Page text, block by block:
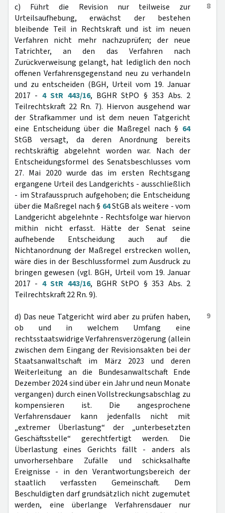
8
c) Führt die Revision nur teilweise zur
Urteilsaufhebung, erwächst der bestehen
bleibende Teil in Rechtskraft und ist im neuen
Verfahren nicht mehr nachzuprüfen; der neue
Tatrichter, an den das Verfahren nach
Zurückverweisung gelangt, hat lediglich den noch
offenen Verfahrensgegenstand neu zu verhandeln
und zu entscheiden (BGH, Urteil vom 19. Januar
2017 - 4 StR 443/16, BGHR StPO § 353 Abs. 2
Teilrechtskraft 22 Rn. 7). Hiervon ausgehend war
der Strafkammer und ist dem neuen Tatgericht
eine Entscheidung über die Maßregel nach § 64
StGB versagt, da deren Anordnung bereits
rechtskräftig abgelehnt worden war. Nach der
Entscheidungsformel des Senatsbeschlusses vom
27. Mai 2020 wurde das im ersten Rechtsgang
ergangene Urteil des Landgerichts - ausschließlich
- im Strafausspruch aufgehoben; die Entscheidung
über die Maßregel nach § 64StGB als weitere - vom
Landgericht abgelehnte - Rechtsfolge war hiervon
mithin nicht erfasst. Hätte der Senat seine
aufhebende Entscheidung auch auf die
Nichtanordnung der Maßregel erstrecken wollen,
wäre dies in der Beschlussformel zum Ausdruck zu
bringen gewesen (vgl. BGH, Urteil vom 19. Januar
2017 - 4 StR 443/16, BGHR StPO § 353 Abs. 2
Teilrechtskraft 22 Rn. 9).
9
d) Das neue Tatgericht wird aber zu prüfen haben,
ob und in welchem Umfang eine
rechtsstaatswidrige Verfahrensverzögerung (allein
zwischen dem Eingang der Revisionsakten bei der
Staatsanwaltschaft im März 2023 und deren
Weiterleitung an die Bundesanwaltschaft Ende
Dezember 2024 sind über ein Jahr und neun Monate
vergangen) durch einen Vollstreckungsabschlag zu
kompensieren ist. Die angesprochene
Verfahrensdauer kann jedenfalls nicht mit
„extremer Überlastung“ der „unterbesetzten
Geschäftsstelle“ gerechtfertigt werden. Die
Überlastung eines Gerichts fällt - anders als
unvorhersehbare Zufälle und schicksalhafte
Ereignisse - in den Verantwortungsbereich der
staatlich verfassten Gemeinschaft. Dem
Beschuldigten darf grundsätzlich nicht zugemutet
werden, eine überlange Verfahrensdauer nur